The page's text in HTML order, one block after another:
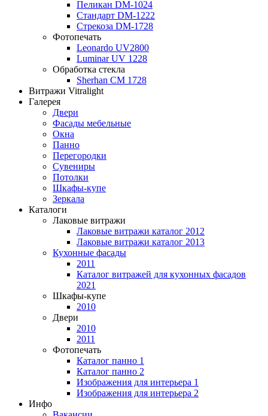
Пеликан DM-1024
Стандарт DM-1222
Стрекоза DM-1728
Фотопечать
Leonardo UV2800
Luminar UV 1228
Обработка стекла
Sherhan CM 1728
Витражи Vitralight
Галерея
Двери
Фасады мебельные
Окна
Панно
Перегородки
Сувениры
Потолки
Шкафы-купе
Зеркала
Каталоги
Лаковые витражи
Лаковые витражи каталог 2012
Лаковые витражи каталог 2013
Кухонные фасады
2011
Каталог витражей для кухонных фасадов
2021
Шкафы-купе
2010
Двери
2010
2011
Фотопечать
Каталог панно 1
Каталог панно 2
Изображения для интерьера 1
Изображения для интерьера 2
Инфо